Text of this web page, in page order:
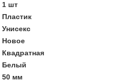
1 шт
Пластик
Унисекс
Новое
Квадратная
Белый
50 мм